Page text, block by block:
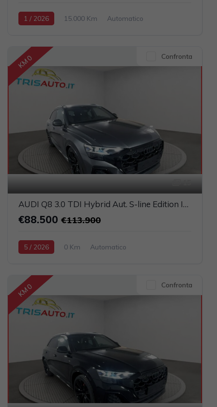
1 / 2026 15.000 Km
Automatico
2995cc 470CV / 346KW
KM 0 Confronta
AUDI Q8 3.0 TDI Hybrid Aut. S-line Edition IVATA (TETTO PANORAMICO APRIBILE)
€88.500 €113.900
5 / 2026 0 Km
Automatico
2967cc 286CV / 210KW
KM 0 Confronta